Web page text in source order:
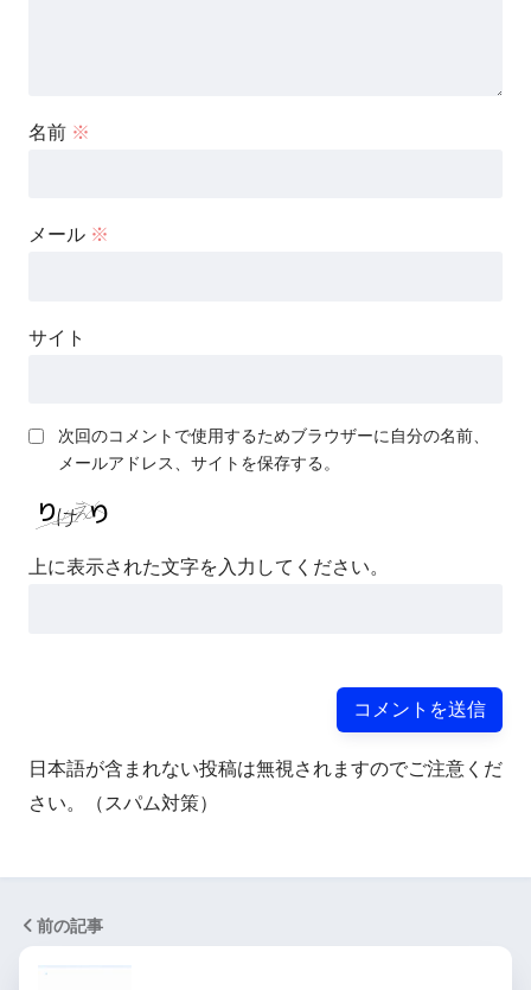
名前 ※
メール ※
サイト
次回のコメントで使用するためブラウザーに自分の名前、
メールアドレス、サイトを保存する。
上に表示された文字を入力してください。
日本語が含まれない投稿は無視されますのでご注意くだ
さい。（スパム対策）
前の記事